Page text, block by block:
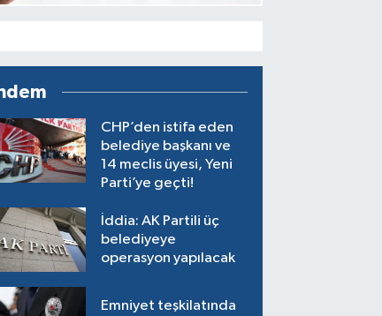
CHP’den istifa eden
belediye başkanı ve
14 meclis üyesi, Yeni
Parti’ye geçti!
İddia: AK Partili üç
belediyeye
operasyon yapılacak
Emniyet teşkilatında